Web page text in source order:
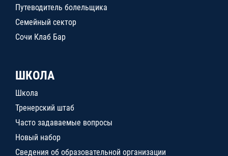
Путеводитель болельщика
Семейный сектор
Сочи Клаб Бар
ШКОЛА
Школа
Тренерский штаб
Часто задаваемые вопросы
Новый набор
Сведения об образовательной организации